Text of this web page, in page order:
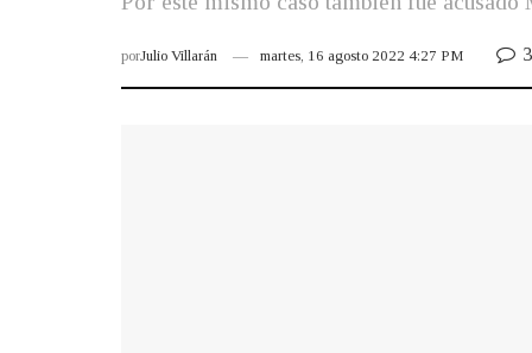
porJulio Villarán martes, 16 agosto 2022 4:27 PM 3